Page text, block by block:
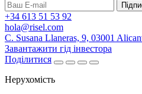
+34 613 51 53 92
hola@risel.com
C. Susana Llaneras, 9, 03001
Завантажити гід інвестора
Поділитися
Нерухомість